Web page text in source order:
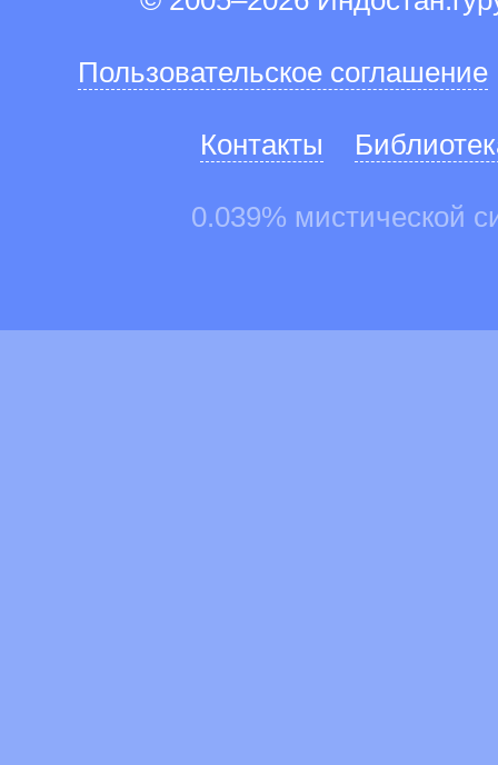
Пользовательское соглашение
Контакты
0.039% мистической